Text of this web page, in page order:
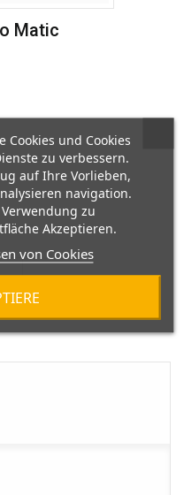
Matic
Cookies und Cookies
zu verbessern.
auf Ihre Vorlieben,
navigation.
zu
Akzeptieren.
von Cookies